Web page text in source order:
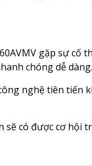
gặp sự cố
chóng dễ dàng.
nghệ tiên tiến
sẽ có được cơ hội